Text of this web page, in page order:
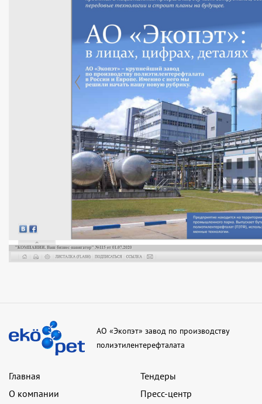
АО «Экопэт» завод по производству
полиэтилентерефталата
Главная
О компании
Тендеры
Пресс-центр